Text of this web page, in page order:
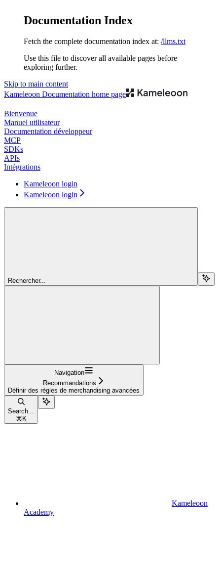
Documentation Index
Fetch the complete documentation index at: /llms.txt
Use this file to discover all available pages before
exploring further.
Skip to main content
Kameleoon Documentation home page
Bienvenue
Manuel utilisateur
Documentation développeur
MCP
SDKs
APIs
Intégrations
Kameleoon login
Kameleoon login
Rechercher...
Navigation
Recommandations
Définir des règles de merchandising avancées
Search...
⌘ K
Kameleoon
Academy